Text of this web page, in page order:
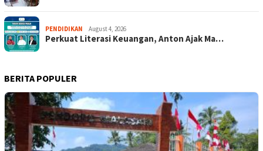
PENDIDIKAN August 4, 2026
Perkuat Literasi Keuangan, Anton Ajak Ma…
BERITA POPULER